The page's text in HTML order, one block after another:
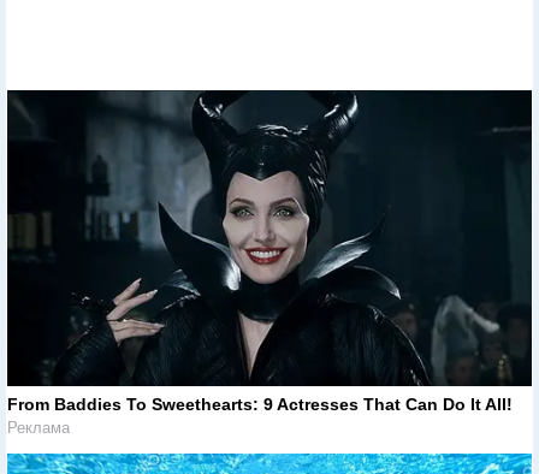
From Baddies To Sweethearts: 9 Actresses That Can Do It All!
Реклама